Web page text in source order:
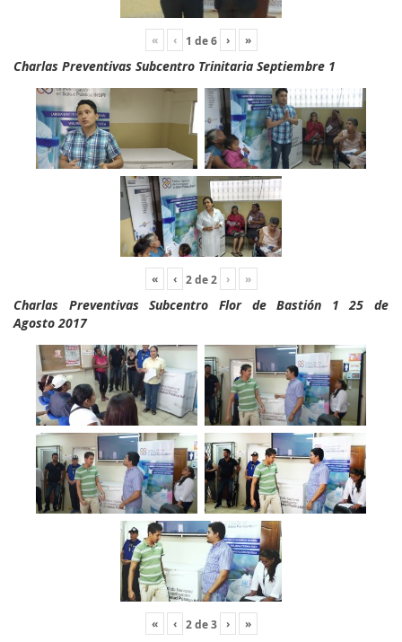
« ‹ 1 de6 › »
Charlas Preventivas Subcentro Trinitaria Septiembre 1
« ‹ 2de2 › »
Charlas Preventivas Subcentro Flor de Bastión 1 25 de
Agosto 2017
« ‹ 2de3 › »